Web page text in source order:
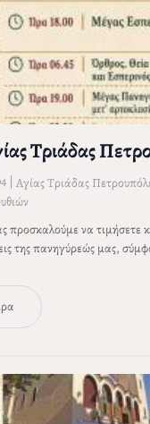
Τριάδας
Αγίας Τριάδας
προσκαλούμε να τιμήσετε
της πανηγύρεώς μας,